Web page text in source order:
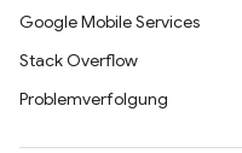
Google Mobile Services
Stack Overflow
Problemverfolgung